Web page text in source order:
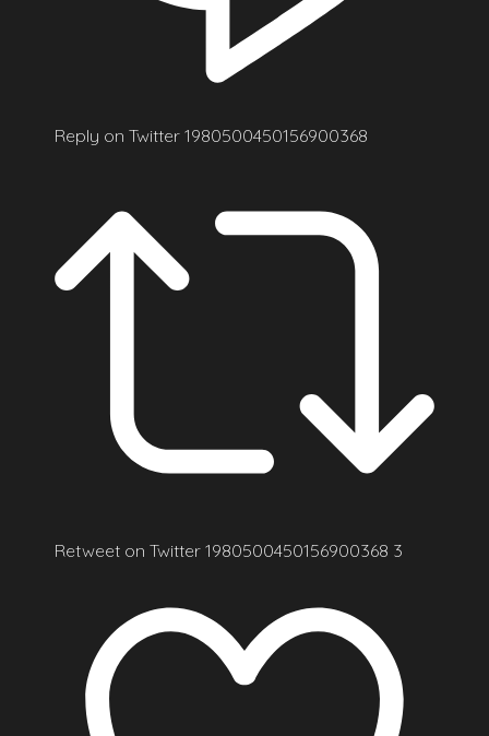
Reply on Twitter 1980500450156900368
Retweet on Twitter 1980500450156900368 3